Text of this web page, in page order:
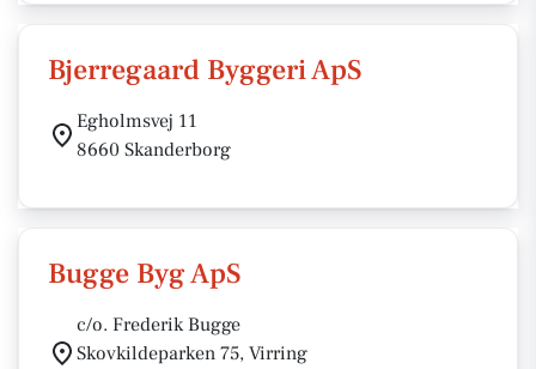
Bjerregaard Byggeri ApS
Egholmsvej 11
8660 Skanderborg
Bugge Byg ApS
c/o. Frederik Bugge
Skovkildeparken 75, Virring